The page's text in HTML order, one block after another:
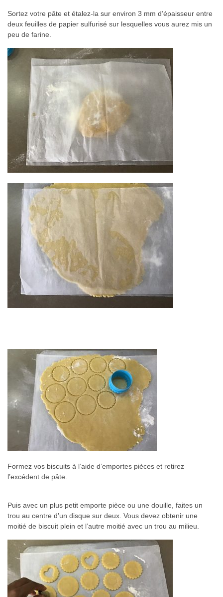
Sortez votre pâte et étalez-la sur environ 3 mm d’épaisseur entre
deux feuilles de papier sulfurisé sur lesquelles vous aurez mis un
peu de farine.
Formez vos biscuits à l’aide d’emportes pièces et retirez
l’excédent de pâte.
Puis avec un plus petit emporte pièce ou une douille, faites un
trou au centre d’un disque sur deux. Vous devez obtenir une
moitié de biscuit plein et l’autre moitié avec un trou au milieu.